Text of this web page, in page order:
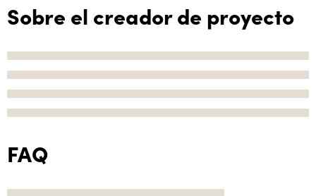
Sobre el creador de proyecto
FAQ